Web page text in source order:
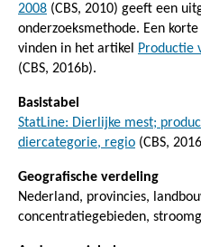
2008 (CBS, 2010) geeft een
onderzoeksmethode. Een
vinden in het artikel
Productie
(CBS, 2016b).
Basistabel
StatLine: Dierlijke mest;
diercategorie, regio (CBS,
Geografische verdeling
Nederland, provincies,
concentratiegebieden,